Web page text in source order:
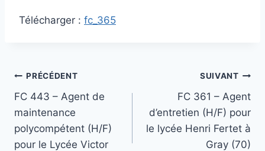
Télécharger : fc_365
Navigation
de
l’article
PRÉCÉDENT
FC 443 – Agent de
maintenance
polycompétent (H/F)
pour le Lycée Victor
SUIVANT
FC 361 – Agent
d’entretien (H/F) pour
le lycée Henri Fertet à
Gray (70)